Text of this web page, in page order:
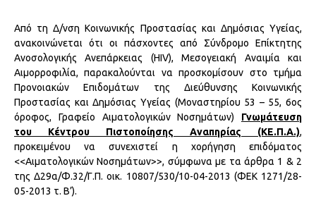
Από τη Δ/νση Κοινωνικής Προστασίας και Δημόσιας Υγείας,
ανακοινώνεται ότι οι πάσχοντες από Σύνδρομο Επίκτητης
Ανοσολογικής Ανεπάρκειας (HIV), Μεσογειακή Αναιμία και
Αιμορροφιλία, παρακαλούνται να προσκομίσουν στο τμήμα
Προνοιακών Επιδομάτων της Διεύθυνσης Κοινωνικής
Προστασίας και Δημόσιας Υγείας (Μοναστηρίου 53 – 55, 6ος
όροφος, Γραφείο Αιματολογικών Νοσημάτων) Γνωμάτευση
του Κέντρου Πιστοποίησης Αναπηρίας (ΚΕ.Π.Α.),
προκειμένου να συνεχιστεί η χορήγηση επιδόματος
<<Αιματολογικών Νοσημάτων>>, σύμφωνα με τα άρθρα 1 & 2
της Δ29α/Φ.32/Γ.Π. οικ. 10807/530/10-04-2013 (ΦΕΚ 1271/28-
05-2013 τ. Β’).